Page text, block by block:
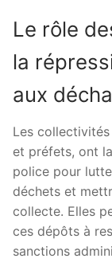
Le rôle
la
aux
Les
et préfets, ont
police pour
déchets et
collecte. Elles
ces dépôts à
sanctions